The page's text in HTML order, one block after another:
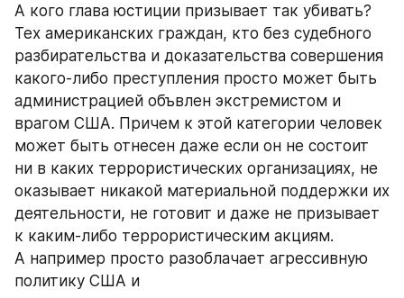
А кого глава юстиции призывает так убивать?
Тех американских граждан, кто без судебного
разбирательства и доказательства совершения
какого-либо преступления просто может быть
администрацией объвлен экстремистом и
врагом США. Причем к этой категории человек
может быть отнесен даже если он не состоит
ни в каких террористических организациях, не
оказывает никакой материальной поддержки их
деятельности, не готовит и даже не призывает
к каким-либо террористическим акциям.
А например просто разоблачает агрессивную
политику США и